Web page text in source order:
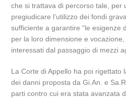
che si trattava di percorso tale, per
pregiudicare l’utilizzo dei fondi
sufficiente a garantire “le esigenze
per la loro dimensione e
interessati dal passaggio di mezzi
La Corte di Appello ha poi rigettato
dei danni proposta da Gi.An. e
parti contro cui era stata avanzata